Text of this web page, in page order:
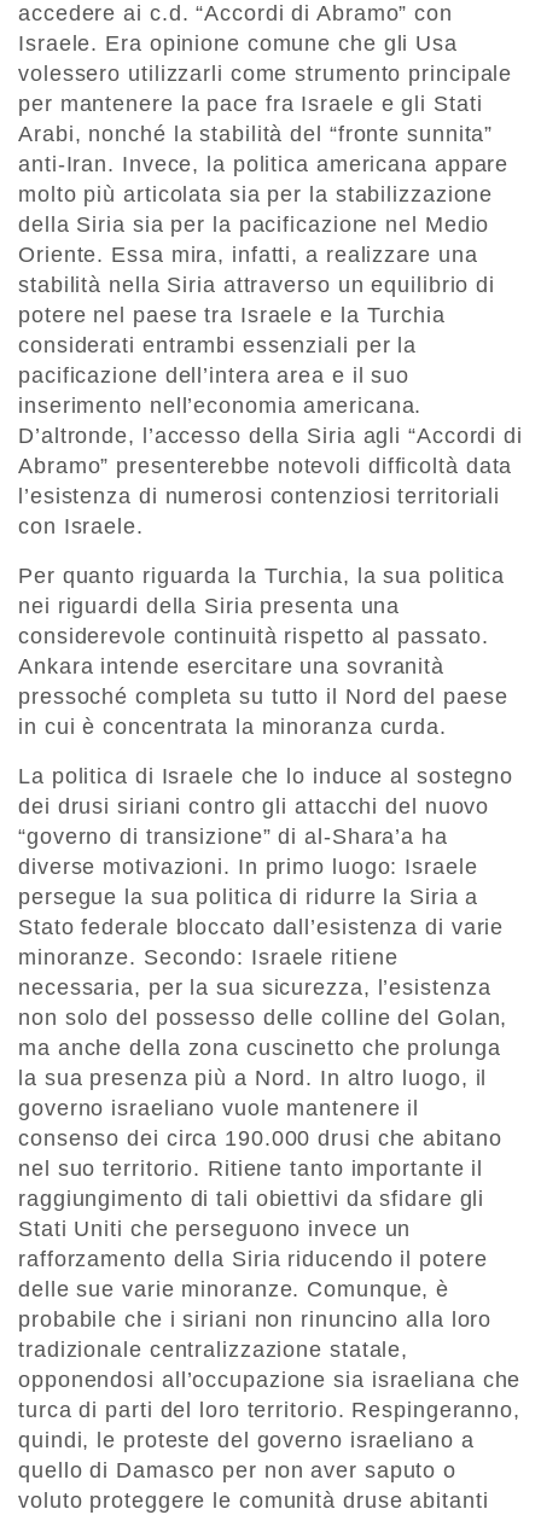
accedere ai c.d. “Accordi di Abramo” con
Israele. Era opinione comune che gli Usa
volessero utilizzarli come strumento principale
per mantenere la pace fra Israele e gli Stati
Arabi, nonché la stabilità del “fronte sunnita”
anti-Iran. Invece, la politica americana appare
molto più articolata sia per la stabilizzazione
della Siria sia per la pacificazione nel Medio
Oriente. Essa mira, infatti, a realizzare una
stabilità nella Siria attraverso un equilibrio di
potere nel paese tra Israele e la Turchia
considerati entrambi essenziali per la
pacificazione dell’intera area e il suo
inserimento nell’economia americana.
D’altronde, l’accesso della Siria agli “Accordi di
Abramo” presenterebbe notevoli difficoltà data
l’esistenza di numerosi contenziosi territoriali
con Israele.
Per quanto riguarda la Turchia, la sua politica
nei riguardi della Siria presenta una
considerevole continuità rispetto al passato.
Ankara intende esercitare una sovranità
pressoché completa su tutto il Nord del paese
in cui è concentrata la minoranza curda.
La politica di Israele che lo induce al sostegno
dei drusi siriani contro gli attacchi del nuovo
“governo di transizione” di al-Shara’a ha
diverse motivazioni. In primo luogo: Israele
persegue la sua politica di ridurre la Siria a
Stato federale bloccato dall’esistenza di varie
minoranze. Secondo: Israele ritiene
necessaria, per la sua sicurezza, l’esistenza
non solo del possesso delle colline del Golan,
ma anche della zona cuscinetto che prolunga
la sua presenza più a Nord. In altro luogo, il
governo israeliano vuole mantenere il
consenso dei circa 190.000 drusi che abitano
nel suo territorio. Ritiene tanto importante il
raggiungimento di tali obiettivi da sfidare gli
Stati Uniti che perseguono invece un
rafforzamento della Siria riducendo il potere
delle sue varie minoranze. Comunque, è
probabile che i siriani non rinuncino alla loro
tradizionale centralizzazione statale,
opponendosi all’occupazione sia israeliana che
turca di parti del loro territorio. Respingeranno,
quindi, le proteste del governo israeliano a
quello di Damasco per non aver saputo o
voluto proteggere le comunità druse abitanti